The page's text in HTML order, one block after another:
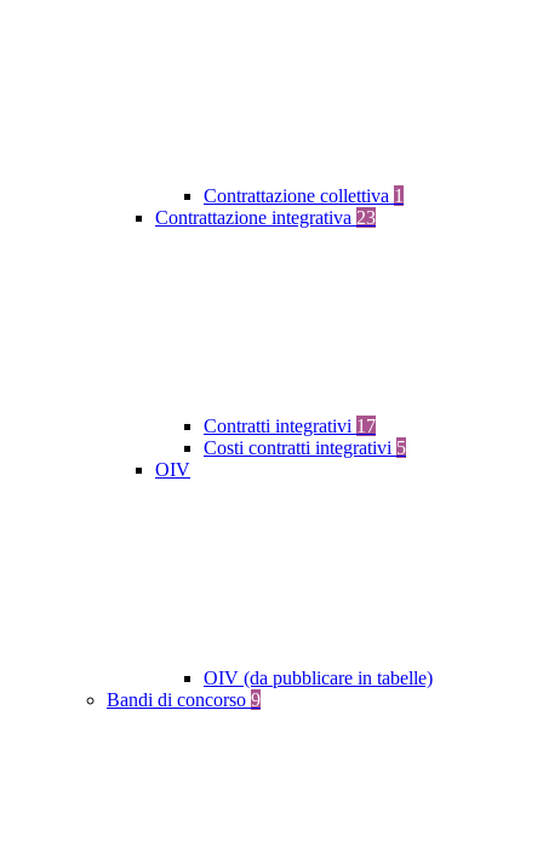
Contrattazione collettiva 1
Contrattazione integrativa 23
Contratti integrativi 17
Costi contratti integrativi 5
OIV
OIV (da pubblicare in tabelle)
Bandi di concorso 9